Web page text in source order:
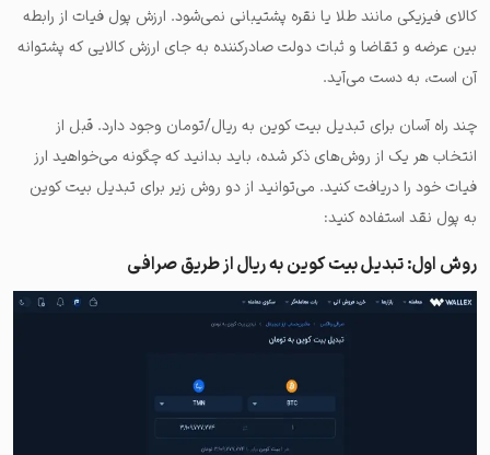
کالای فیزیکی مانند طلا یا نقره پشتیبانی نمی‌شود. ارزش پول فیات از رابطه
بین عرضه و تقاضا و ثبات دولت صادرکننده به جای ارزش کالایی که پشتوانه
آن است، به دست می‌آید.
چند راه آسان برای تبدیل بیت کوین به ریال/تومان وجود دارد. قبل از
انتخاب هر یک از روش‌های ذکر شده، باید بدانید که چگونه می‌خواهید ارز
فیات خود را دریافت کنید. می‌‌توانید از دو روش زیر برای تبدیل بیت کوین
به پول نقد استفاده کنید:
روش اول: تبدیل بیت کوین به ریال از طریق صرافی